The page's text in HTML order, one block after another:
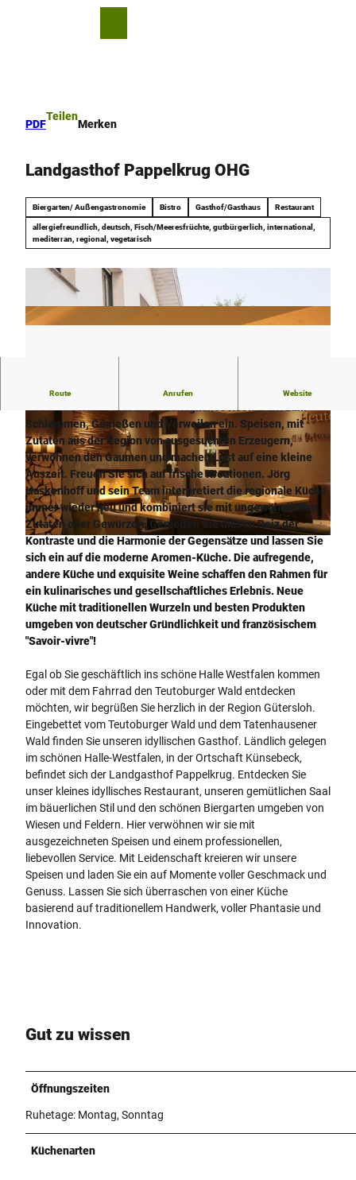
PDF
Teilen
Merken
Landgasthof Pappelkrug OHG
Biergarten/ Außengastronomie Bistro Gasthof/Gasthaus Restaurant
allergiefreundlich, deutsch, Fisch/Meeresfrüchte, gutbürgerlich, international,
mediterran, regional, vegetarisch
© CC-BY-SA
©CC-BY-SA
Route Anrufen Website
Gemütlich einkehren und sich verwöhnen lassen!
Schlemmen, Genießen und Verweilen ein. Speisen, mit
Zutaten aus der Region von ausgesuchten Erzeugern,
verwöhnen den Gaumen und machen Lust auf eine kleine
Auszeit. Freuen Sie sich auf frische Kreationen. Jörg
Haskenhoff und sein Team interpretiert die regionale Küche
immer wieder neu und kombiniert sie mit ungewöhnlichen
Zutaten oder Gewürzen. Genießen Sie diesen Reiz der
Kontraste und die Harmonie der Gegensätze und lassen Sie
sich ein auf die moderne Aromen-Küche. Die aufregende,
andere Küche und exquisite Weine schaffen den Rahmen für
ein kulinarisches und gesellschaftliches Erlebnis. Neue
Küche mit traditionellen Wurzeln und besten Produkten
umgeben von deutscher Gründlichkeit und französischem
"Savoir-vivre"!
Egal ob Sie geschäftlich ins schöne Halle Westfalen kommen
oder mit dem Fahrrad den Teutoburger Wald entdecken
möchten, wir begrüßen Sie herzlich in der Region Gütersloh.
Eingebettet vom Teutoburger Wald und dem Tatenhausener
Wald finden Sie unseren idyllischen Gasthof. Ländlich gelegen
im schönen Halle-Westfalen, in der Ortschaft Künsebeck,
befindet sich der Landgasthof Pappelkrug. Entdecken Sie
unser kleines idyllisches Restaurant, unseren gemütlichen Saal
im bäuerlichen Stil und den schönen Biergarten umgeben von
Wiesen und Feldern. Hier verwöhnen wir sie mit
ausgezeichneten Speisen und einem professionellen,
liebevollen Service. Mit Leidenschaft kreieren wir unsere
Speisen und laden Sie ein auf Momente voller Geschmack und
Genuss. Lassen Sie sich überraschen von einer Küche
basierend auf traditionellem Handwerk, voller Phantasie und
Innovation.
Gut zu wissen
Öffnungszeiten
Ruhetage: Montag, Sonntag
Küchenarten